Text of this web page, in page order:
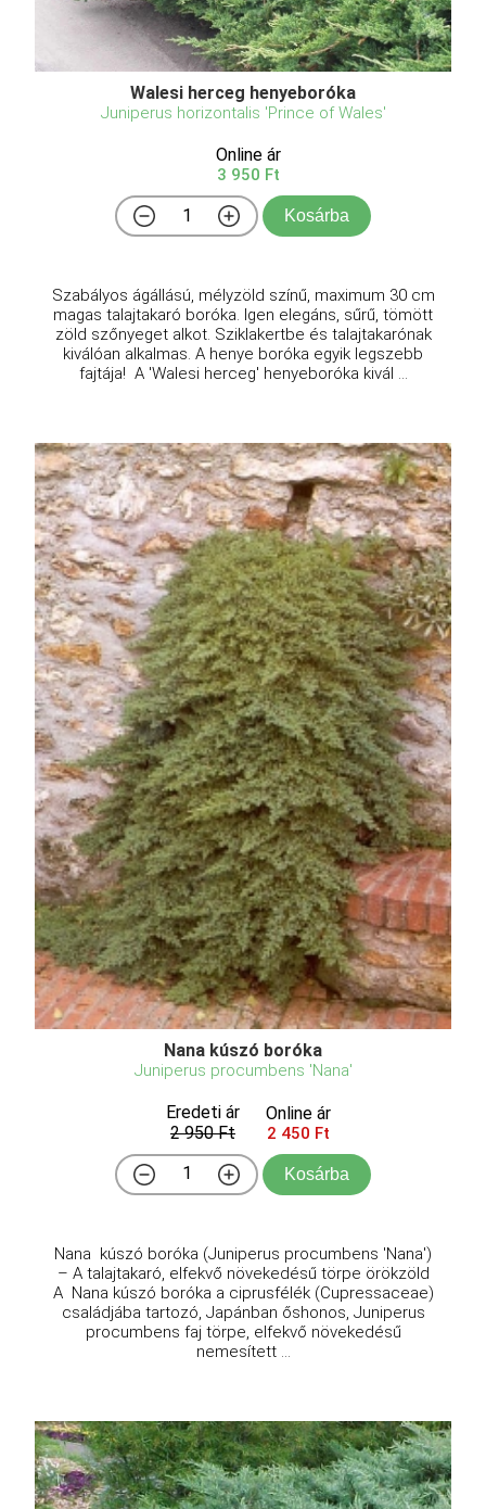
Walesi herceg henyeboróka
Juniperus horizontalis 'Prince of Wales'
Online ár
3 950 Ft
Kosárba
Szabályos ágállású, mélyzöld színű, maximum 30 cm
magas talajtakaró boróka. Igen elegáns, sűrű, tömött
zöld szőnyeget alkot. Sziklakertbe és talajtakarónak
kiválóan alkalmas. A henye boróka egyik legszebb
fajtája! A 'Walesi herceg' henyeboróka kivál ...
Nana kúszó boróka
Juniperus procumbens 'Nana'
Eredeti ár
2 950 Ft
Online ár
2 450 Ft
Kosárba
Nana kúszó boróka (Juniperus procumbens 'Nana')
– A talajtakaró, elfekvő növekedésű törpe örökzöld
A Nana kúszó boróka a ciprusfélék (Cupressaceae)
családjába tartozó, Japánban őshonos, Juniperus
procumbens faj törpe, elfekvő növekedésű
nemesített ...